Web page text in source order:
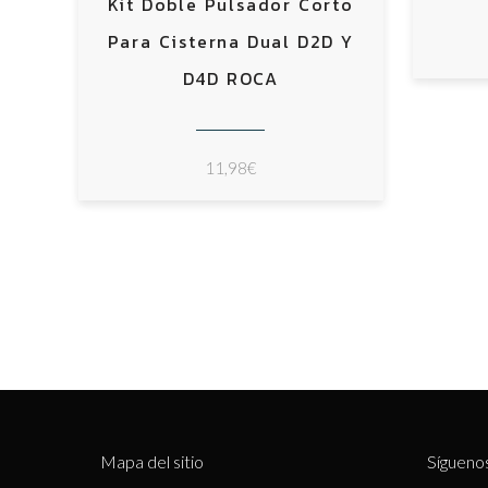
Para Cisterna Dual D2D Y
D4D ROCA
11,98€
Mapa del sitio